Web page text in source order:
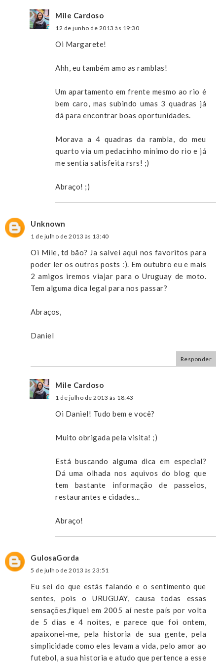
Mile Cardoso
12 de junho de 2013 às 19:30
Oi Margarete!
Ahh, eu também amo as ramblas!
Um apartamento em frente mesmo ao rio é
bem caro, mas subindo umas 3 quadras já
dá para encontrar boas oportunidades.
Morava a 4 quadras da rambla, do meu
quarto via um pedacinho minimo do rio e já
me sentia satisfeita rsrs! ;)
Abraço! ;)
Unknown
1 de julho de 2013 às 13:40
Oi Mile, td bão? Ja salvei aqui nos favoritos para
poder ler os outros posts :). Em outubro eu e mais
2 amigos iremos viajar para o Uruguay de moto.
Tem alguma dica legal para nos passar?
Abraços,
Daniel
Responder
Mile Cardoso
1 de julho de 2013 às 18:43
Oi Daniel! Tudo bem e você?
Muito obrigada pela visita! ;)
Está buscando alguma dica em especial?
Dá uma olhada nos aquivos do blog que
tem bastante informação de passeios,
restaurantes e cidades...
Abraço!
GulosaGorda
5 de julho de 2013 às 23:51
Eu sei do que estás falando e o sentimento que
sentes, pois o URUGUAY, causa todas essas
sensações,fiquei em 2005 aí neste país por volta
de 5 dias e 4 noites, e parece que foi ontem,
apaixonei-me, pela historia de sua gente, pela
simplicidade como eles levam a vida, pelo amor ao
futebol, a sua historia e atudo que pertence a esse